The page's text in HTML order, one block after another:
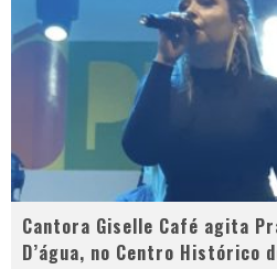
Cantora Giselle Café agita
D’água, no Centro Histórico